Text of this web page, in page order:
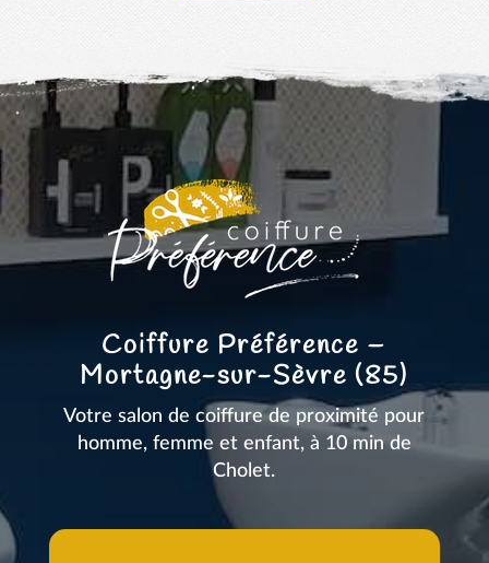
Coiffure Préférence –
Mortagne-sur-Sèvre (85)
Votre salon de coiffure de proximité pour
homme, femme et enfant, à 10 min de
Cholet.